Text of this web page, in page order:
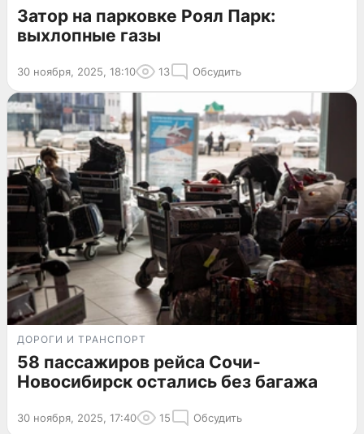
Затор на парковке Роял Парк:
выхлопные газы
30 ноября, 2025, 18:10 13 Обсудить
ДОРОГИ И ТРАНСПОРТ
58 пассажиров рейса Сочи-
Новосибирск остались без багажа
30 ноября, 2025, 17:40 15 Обсудить